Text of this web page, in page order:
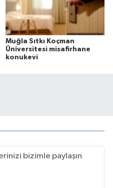
Muğla Sıtkı Koçman
Üniversitesi misafirhane
konukevi